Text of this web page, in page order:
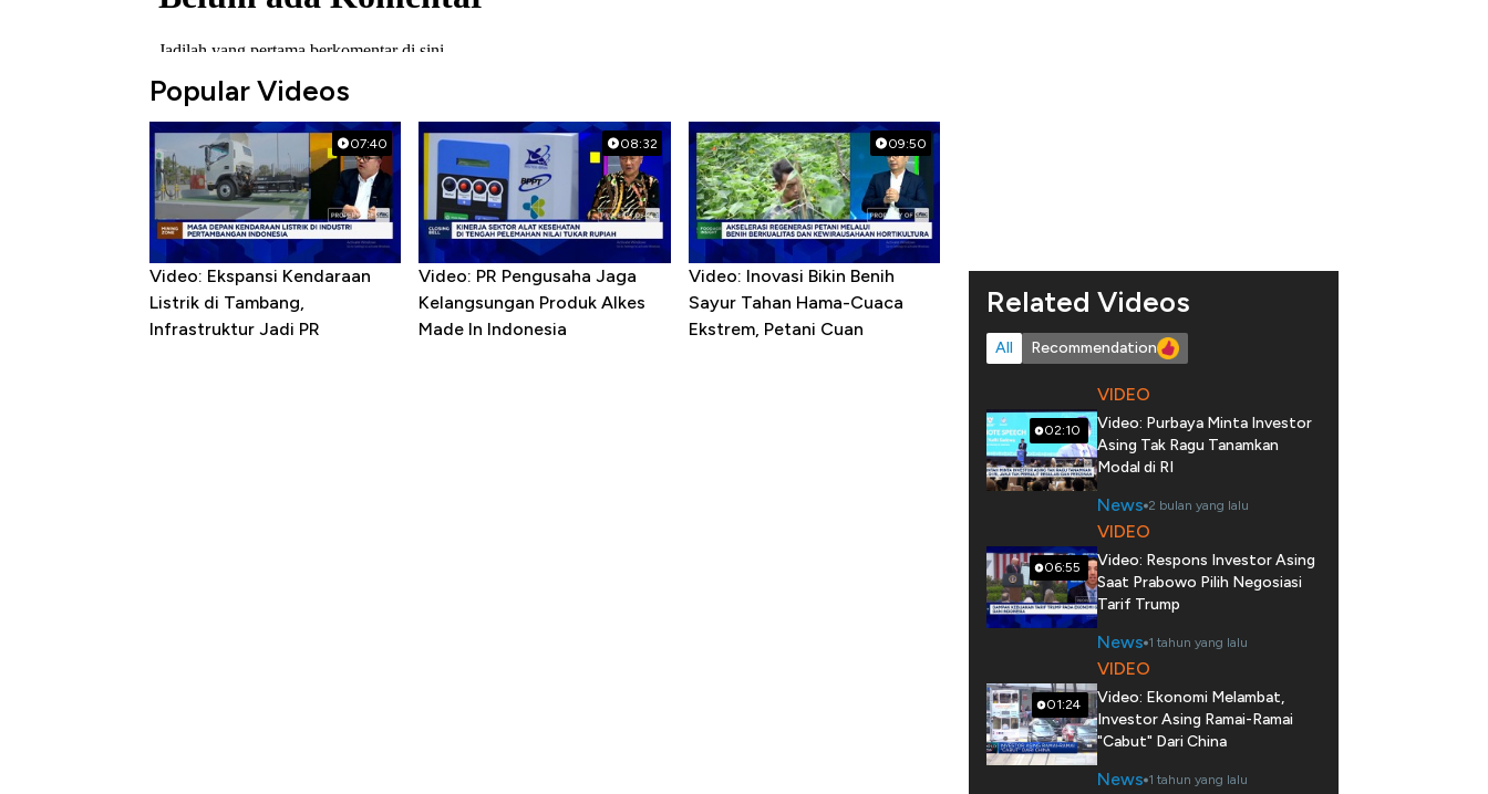
Popular Videos
07:40
Video: Ekspansi Kendaraan
Listrik di Tambang,
Infrastruktur Jadi PR
08:32
Video: PR Pengusaha Jaga
Kelangsungan Produk Alkes
Made In Indonesia
09:50
Video: Inovasi Bikin Benih
Sayur Tahan Hama-Cuaca
Ekstrem, Petani Cuan
Related Videos
All Recommendation
02:10
VIDEO
Video: Purbaya Minta Investor
Asing Tak Ragu Tanamkan
Modal di RI
News 2 bulan yang lalu
06:55
VIDEO
Video: Respons Investor Asing
Saat Prabowo Pilih Negosiasi
Tarif Trump
News 1 tahun yang lalu
01:24
VIDEO
Video: Ekonomi Melambat,
Investor Asing Ramai-Ramai
"Cabut" Dari China
News 1 tahun yang lalu